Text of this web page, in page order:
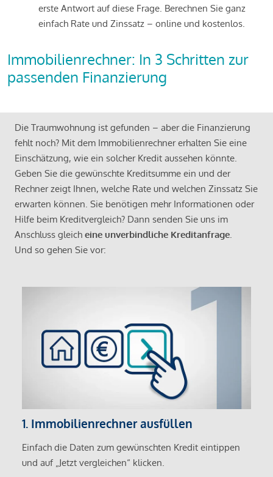
erste Antwort auf diese Frage. Berechnen Sie ganz
einfach Rate und Zinssatz – online und kostenlos.
Immobilienrechner: In 3 Schritten zur
passenden Finanzierung
Die Traumwohnung ist gefunden – aber die Finanzierung
fehlt noch? Mit dem Immobilienrechner erhalten Sie eine
Einschätzung, wie ein solcher Kredit aussehen könnte.
Geben Sie die gewünschte Kreditsumme ein und der
Rechner zeigt Ihnen, welche Rate und welchen Zinssatz Sie
erwarten können. Sie benötigen mehr Informationen oder
Hilfe beim Kreditvergleich? Dann senden Sie uns im
Anschluss gleich eine unverbindliche Kreditanfrage.
Und so gehen Sie vor:
1. Immobilienrechner ausfüllen
Einfach die Daten zum gewünschten Kredit eintippen
und auf „Jetzt vergleichen“ klicken.